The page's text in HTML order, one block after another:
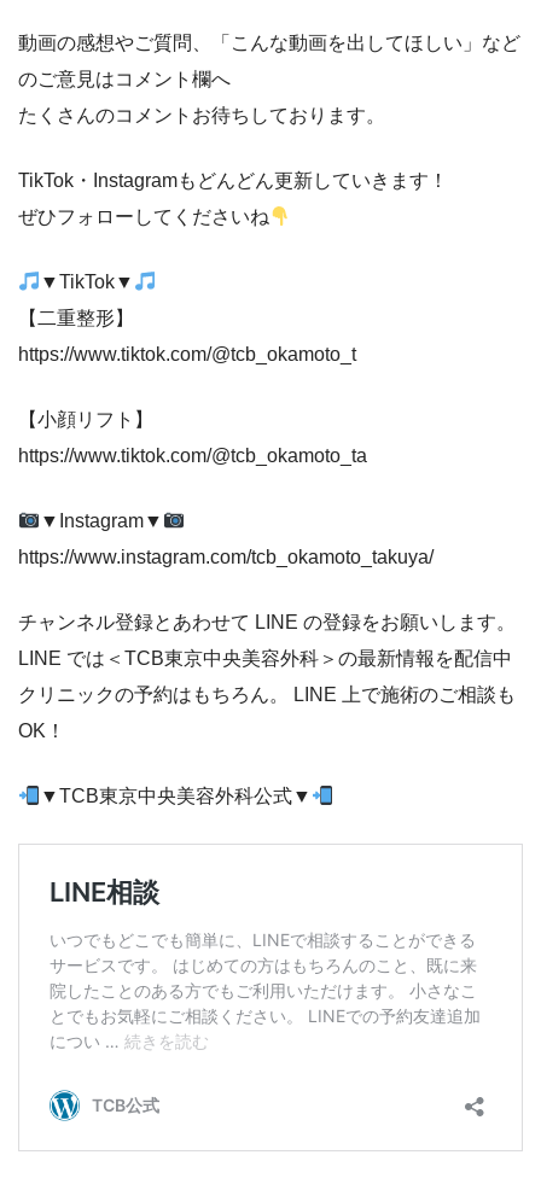
動画の感想やご質問、「こんな動画を出してほしい」など
のご意見はコメント欄へ
たくさんのコメントお待ちしております。
TikTok・Instagramもどんどん更新していきます！
ぜひフォローしてくださいね
▼TikTok▼
【二重整形】
https://www.tiktok.com/@tcb_okamoto_t
【小顔リフト】
https://www.tiktok.com/@tcb_okamoto_ta
▼Instagram▼
https://www.instagram.com/tcb_okamoto_takuya/
チャンネル登録とあわせて LINE の登録をお願いします。
LINE では＜TCB東京中央美容外科＞の最新情報を配信中
クリニックの予約はもちろん。 LINE 上で施術のご相談も
OK！
▼TCB東京中央美容外科公式▼